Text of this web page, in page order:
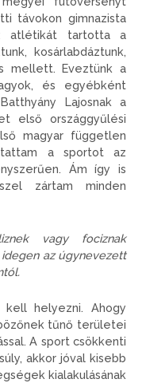
távokon gimnazista
atlétikát tartotta a
kosárlabdáztunk,
mellett. Eveztünk a
és egyébként
Lajosnak a
első országgyűlési
magyar független
a sportot az
Ám így is
zártam minden
vagy fociznak
az úgynevezett
helyezni. Ahogy
tűnő területei
A sport csökkenti
akkor jóval kisebb
kialakulásának